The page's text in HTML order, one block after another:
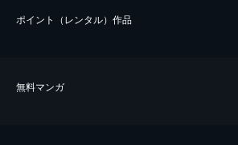
ポイント（レンタル）作品
無料マンガ